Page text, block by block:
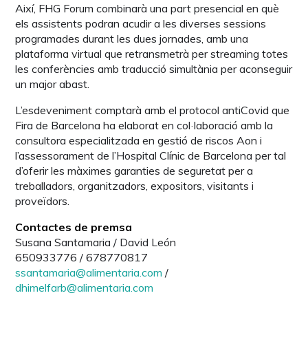
Així, FHG Forum combinarà una part presencial en què
els assistents podran acudir a les diverses sessions
programades durant les dues jornades, amb una
plataforma virtual que retransmetrà per streaming totes
les conferències amb traducció simultània per aconseguir
un major abast.
L’esdeveniment comptarà amb el protocol antiCovid que
Fira de Barcelona ha elaborat en col·laboració amb la
consultora especialitzada en gestió de riscos Aon i
l’assessorament de l’Hospital Clínic de Barcelona per tal
d’oferir les màximes garanties de seguretat per a
treballadors, organitzadors, expositors, visitants i
proveïdors.
Contactes de premsa
Susana Santamaria / David León
650933776 / 678770817
ssantamaria@alimentaria.com /
dhimelfarb@alimentaria.com